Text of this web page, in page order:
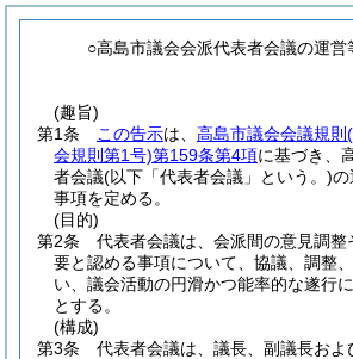
○高島市議会会派代表者会議の運営
(趣旨)
第1条
この告示は、 高島市議会会議規則
会規則第1号)第159条第4項に基づき、
者会議(以下「代表者会議」という。)の
事項を定める。
(目的)
第2条
代表者会議は、会派間の意見調
要と認める事項について、協議、調整
い、議会活動の円滑かつ能率的な遂行
とする。
(構成)
第3条
代表者会議は、議長、副議長およ